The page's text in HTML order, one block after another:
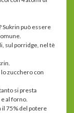
Sukrin può essere
sul porridge, nel tè
zucchero con
si presta
al forno.
il 75% del potere